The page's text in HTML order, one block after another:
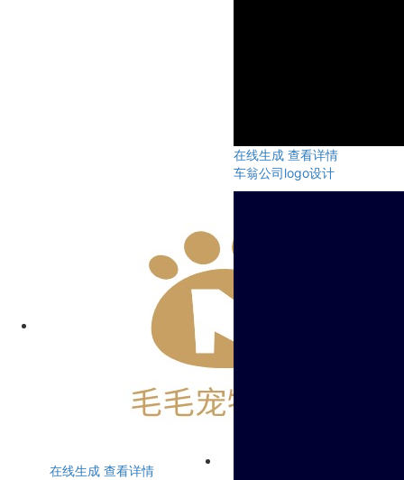
在线生成 查看详情
车翁公司logo设计
在线生成 查看详情